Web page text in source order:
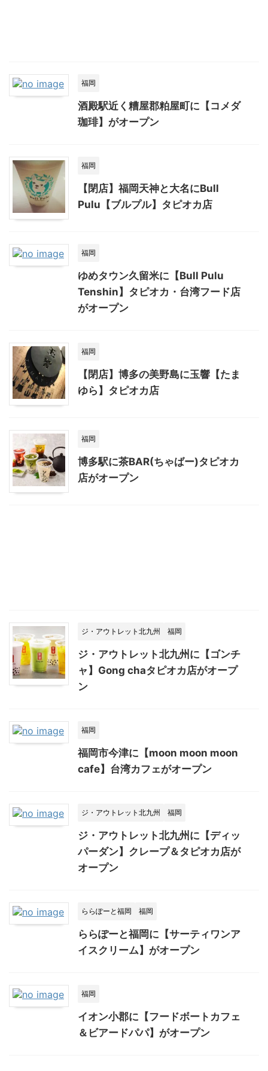
福岡
酒殿駅近く糟屋郡粕屋町に【コメダ
珈琲】がオープン
福岡
【閉店】福岡天神と大名にBull
Pulu【ブルプル】タピオカ店
福岡
ゆめタウン久留米に【Bull Pulu
Tenshin】タピオカ・台湾フード店
がオープン
福岡
【閉店】博多の美野島に玉響【たま
ゆら】タピオカ店
福岡
博多駅に茶BAR(ちゃばー)タピオカ
店がオープン
ジ・アウトレット北九州 福岡
ジ・アウトレット北九州に【ゴンチ
ャ】Gong chaタピオカ店がオープ
ン
福岡
福岡市今津に【moon moon moon
cafe】台湾カフェがオープン
ジ・アウトレット北九州 福岡
ジ・アウトレット北九州に【ディッ
パーダン】クレープ＆タピオカ店が
オープン
ららぽーと福岡 福岡
ららぽーと福岡に【サーティワンア
イスクリーム】がオープン
福岡
イオン小郡に【フードボートカフェ
＆ビアードパパ】がオープン